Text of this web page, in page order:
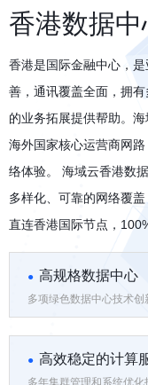
香港数据中
香港是国际金融中心，
善，通讯覆盖全面，拥
的业务拓展提供帮助。
海外国家核心运营商网
络体验。
海域云香港数
多样化、可靠的网络覆
直连香港国际节点，
高规格数据中心
多项绿色数据中心技术创
高效稳定的计算
多年集群管理和系统优化